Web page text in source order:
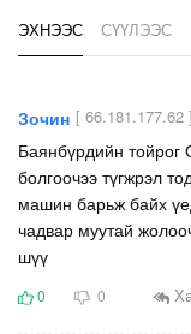
ЭХНЭЭС СҮҮЛЭЭС
Зочин [ 66.181.177.62 ]
Баянбүрдийн
болгоочээ түгжрэл
машин барьж байх
чадвар муутай
шүү
0 0